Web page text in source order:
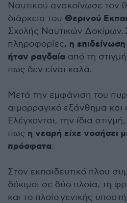
Ναυτικού ανακοίνωσε τον
διάρκεια του Θερινού
Σχολής Ναυτικών
πληροφορίες, η
ήταν ραγδαία από τη
πως δεν είναι καλά.
Μετά την εμφάνιση του
αιμορραγικό εξάνθημα και
Ελέγχονται, την ίδια
πως η νεαρή είχε νοσήσει
πρόσφατα.
Στον εκπαιδευτικό πλου
δόκιμοι σε δύο πλοία, τη
και το πλοίο γενικής